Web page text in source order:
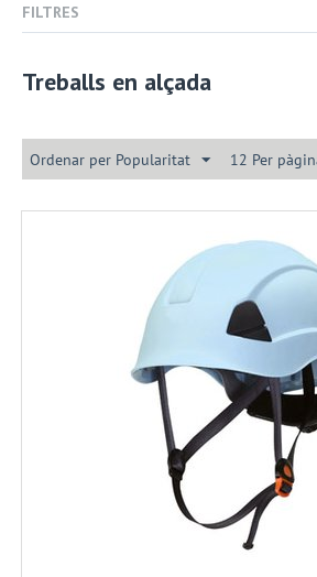
FILTRES
Treballs en alçada
Ordenar per Popularitat 12 Per